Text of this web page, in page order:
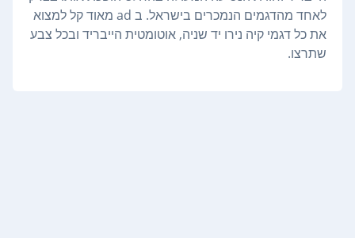
לאחד מהדגמים הנמכרים בישראל. ב ad מאוד קל למצוא
את כל דגמי קיה נירו יד שניה, אוטומטית הייבריד ובכל צבע
שתרצו.